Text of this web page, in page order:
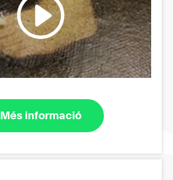
Més informació